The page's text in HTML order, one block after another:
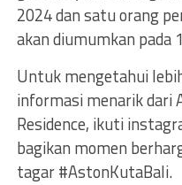
2024 dan satu orang
akan diumumkan pada
Untuk mengetahui
informasi menarik dari
Residence, ikuti
bagikan momen
tagar #AstonKutaBali.